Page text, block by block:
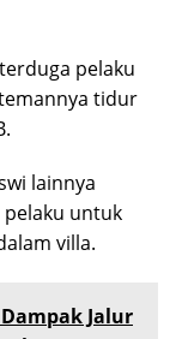
pelaku
tidur
lainnya
untuk
villa.
Jalur